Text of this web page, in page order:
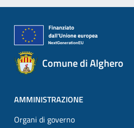
Comune di Alghero
AMMINISTRAZIONE
Organi di governo